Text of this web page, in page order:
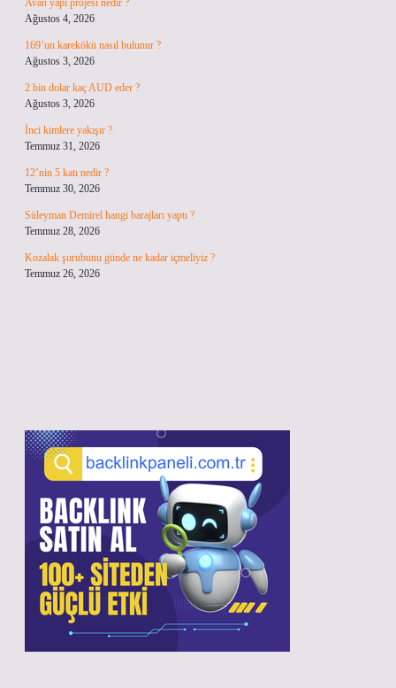
Avan yapı projesi nedir ?
Ağustos 4, 2026
169’un karekökü nasıl bulunur ?
Ağustos 3, 2026
2 bin dolar kaç AUD eder ?
Ağustos 3, 2026
İnci kimlere yakışır ?
Temmuz 31, 2026
12’nin 5 katı nedir ?
Temmuz 30, 2026
Süleyman Demirel hangi barajları yaptı ?
Temmuz 28, 2026
Kozalak şurubunu günde ne kadar içmeliyiz ?
Temmuz 26, 2026